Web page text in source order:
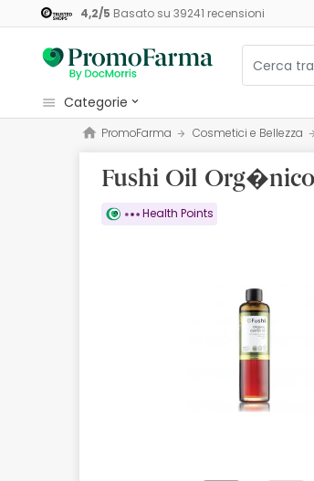
4,2/5 Basato su 39241 recensioni
categorie
Cosmetici e Bellezza
Salute e Benessere
Igiene
PromoFarma Cosmetici e Bellezza
Fushi Oil
Health Points